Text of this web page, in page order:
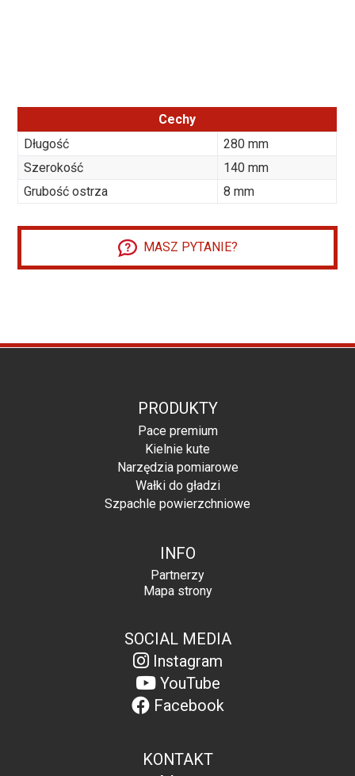
Cechy
Długość
280 mm
Szerokość
140 mm
Grubość ostrza
8 mm
MASZ PYTANIE?
PRODUKTY
Pace premium
Kielnie kute
Narzędzia pomiarowe
Wałki do gładzi
Szpachle powierzchniowe
INFO
Partnerzy
Mapa strony
SOCIAL MEDIA
Instagram
YouTube
Facebook
KONTAKT